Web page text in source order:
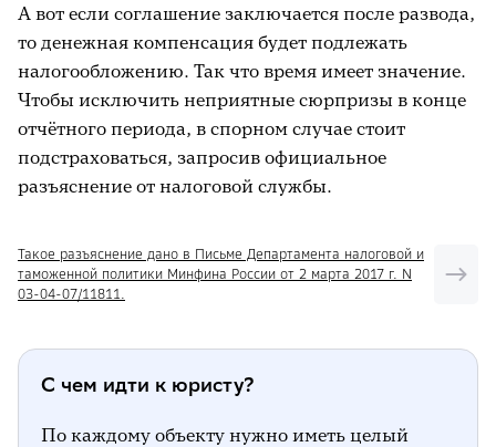
А вот если соглашение заключается после развода,
то денежная компенсация будет подлежать
налогообложению. Так что время имеет значение.
Чтобы исключить неприятные сюрпризы в конце
отчётного периода, в спорном случае стоит
подстраховаться, запросив официальное
разъяснение от налоговой службы.
Такое разъяснение дано в Письме Департамента налоговой и
таможенной политики Минфина России от 2 марта 2017 г. N
03-04-07/11811.
С чем идти к юристу?
По каждому объекту нужно иметь целый